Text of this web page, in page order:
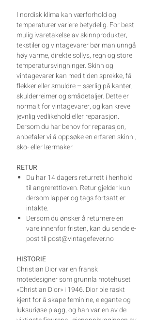
I nordisk klima kan værforhold og
temperaturer variere betydelig. For best
mulig ivaretakelse av skinnprodukter,
tekstiler og vintagevarer bør man unngå
høy varme, direkte sollys, regn og store
temperatursvingninger. Skinn og
vintagevarer kan med tiden sprekke, få
flekker eller smuldre – særlig på kanter,
skulderreimer og smådetaljer. Dette er
normalt for vintagevarer, og kan kreve
jevnlig vedlikehold eller reparasjon.
Dersom du har behov for reparasjon,
anbefaler vi å oppsøke en erfaren skinn-,
sko- eller lærmaker.
RETUR
Du har 14 dagers returrett i henhold
til angrerettloven. Retur gjelder kun
dersom lapper og tags fortsatt er
intakte.
Dersom du ønsker å returnere en
vare innenfor fristen, kan du sende e-
post til post@vintagefever.no
HISTORIE
Christian Dior var en fransk
motedesigner som grunnla motehuset
«Christian Dior» i 1946. Dior ble raskt
kjent for å skape feminine, elegante og
luksuriøse plagg, og han var en av de